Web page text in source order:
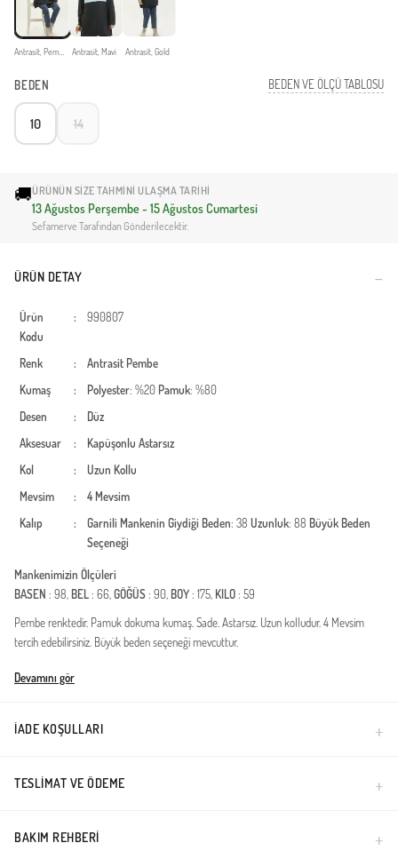
Antrasit, Mavi Antrasit, Gold
BEDEN BEDEN VE ÖLÇÜ TABLOSU
10 14
🚚ÜRÜNÜN SIZE TAHMINI ULAŞMA TARIHI
13 Ağustos Perşembe - 15 Ağustos Cumartesi
Sefamerve Tarafından Gönderilecektir.
ÜRÜN DETAY
Ürün
Kodu
: 990807
Renk : Antrasit Pembe
Kumaş
: Polyester: %20 Pamuk: %80
Desen
:
Düz
Aksesuar
: Kapüşonlu Astarsız
Kol
:
Uzun Kollu
Mevsim
:
4 Mevsim
Kalıp
: Garnili Mankenin Giydiği Beden: 38 Uzunluk: 88 Büyük Beden
Seçeneği
Mankenimizin Ölçüleri
BASEN : 98, BEL: 66,GÖĞÜS: 90, BOY: 175, KILO: 59
Pembe renktedir. Pamuk dokuma kumaş. Sade. Astarsız. Uzun kolludur. 4 Mevsim
tercih edebilirsiniz. Büyük beden seçeneği mevcuttur.
Türkiye'de üretilmiştir.
Devamını gör
İADE KOŞULLARI
TESLIMAT VE ÖDEME
BAKIM REHBERI